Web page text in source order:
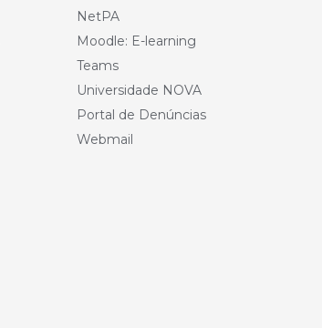
NetPA
Moodle: E-learning
Teams
Universidade NOVA
Portal de Denúncias
Webmail